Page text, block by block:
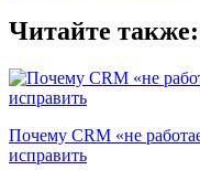
Читайте также:
Почему CRM «не
исправить